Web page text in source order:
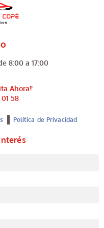
8:00 a 17:00
Ahora!!
01 58
Política de Privacidad